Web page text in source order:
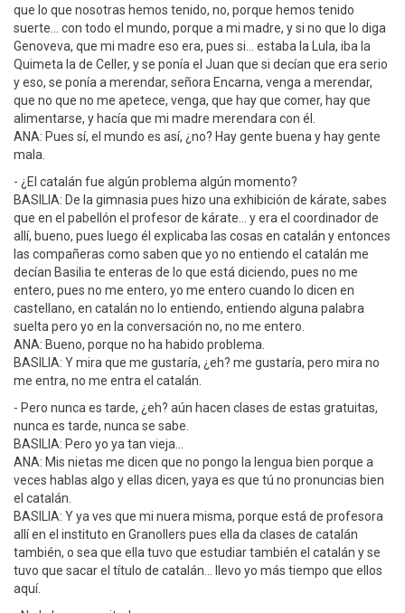
que lo que nosotras hemos tenido, no, porque hemos tenido
suerte... con todo el mundo, porque a mi madre, y si no que lo diga
Genoveva, que mi madre eso era, pues si... estaba la Lula, iba la
Quimeta la de Celler, y se ponía el Juan que si decían que era serio
y eso, se ponía a merendar, señora Encarna, venga a merendar,
que no que no me apetece, venga, que hay que comer, hay que
alimentarse, y hacía que mi madre merendara con él.
ANA: Pues sí, el mundo es así, ¿no? Hay gente buena y hay gente
mala.
- ¿El catalán fue algún problema algún momento?
BASILIA: De la gimnasia pues hizo una exhibición de kárate, sabes
que en el pabellón el profesor de kárate... y era el coordinador de
allí, bueno, pues luego él explicaba las cosas en catalán y entonces
las compañeras como saben que yo no entiendo el catalán me
decían Basilia te enteras de lo que está diciendo, pues no me
entero, pues no me entero, yo me entero cuando lo dicen en
castellano, en catalán no lo entiendo, entiendo alguna palabra
suelta pero yo en la conversación no, no me entero.
ANA: Bueno, porque no ha habido problema.
BASILIA: Y mira que me gustaría, ¿eh? me gustaría, pero mira no
me entra, no me entra el catalán.
- Pero nunca es tarde, ¿eh? aún hacen clases de estas gratuitas,
nunca es tarde, nunca se sabe.
BASILIA: Pero yo ya tan vieja...
ANA: Mis nietas me dicen que no pongo la lengua bien porque a
veces hablas algo y ellas dicen, yaya es que tú no pronuncias bien
el catalán.
BASILIA: Y ya ves que mi nuera misma, porque está de profesora
allí en el instituto en Granollers pues ella da clases de catalán
también, o sea que ella tuvo que estudiar también el catalán y se
tuvo que sacar el título de catalán... llevo yo más tiempo que ellos
aquí.